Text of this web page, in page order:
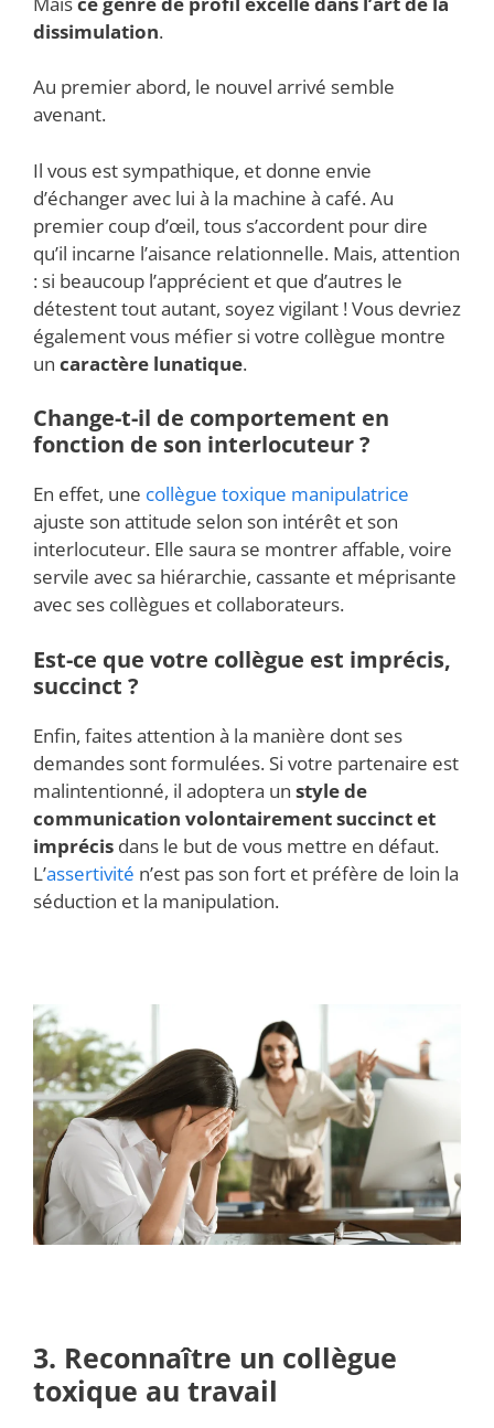
dissimulation.
Au premier abord, le nouvel arrivé semble
avenant.
Il vous est sympathique, et donne envie
d’échanger avec lui à la machine à café. Au
premier coup d’œil, tous s’accordent pour dire
qu’il incarne l’aisance relationnelle. Mais, attention
: si beaucoup l’apprécient et que d’autres le
détestent tout autant, soyez vigilant ! Vous devriez
également vous méfier si votre collègue montre
un caractère lunatique.
Change-t-il de comportement en
fonction de son interlocuteur ?
En effet, une collègue toxique manipulatrice
ajuste son attitude selon son intérêt et son
interlocuteur. Elle saura se montrer affable, voire
servile avec sa hiérarchie, cassante et méprisante
avec ses collègues et collaborateurs.
Est-ce que votre collègue est imprécis,
succinct ?
Enfin, faites attention à la manière dont ses
demandes sont formulées. Si votre partenaire est
malintentionné, il adoptera un style de
communication volontairement succinct et
imprécis dans le but de vous mettre en défaut.
L’assertivité n’est pas son fort et préfère de loin la
séduction et la manipulation.
3. Reconnaître un collègue
toxique au travail